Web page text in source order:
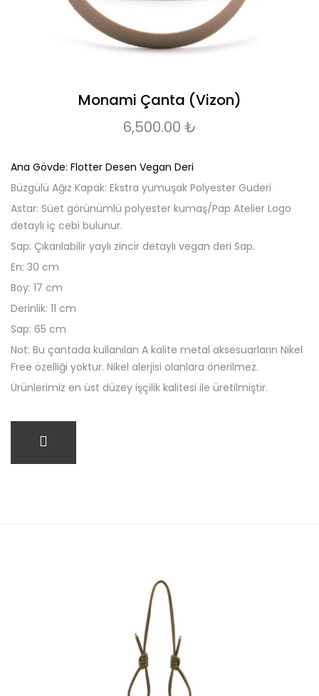
Monami Çanta (Vizon)
6,500.00 ₺
Ana Gövde: Flotter Desen Vegan Deri
Büzgülü Ağız Kapak: Ekstra yumuşak Polyester Guderi
Astar: Süet görünümlü polyester kumaş/Pap Atelier Logo
detaylı iç cebi bulunur.
Sap: Çıkarılabilir yaylı zincir detaylı vegan deri Sap.
En: 30 cm
Boy: 17 cm
Derinlik: 11 cm
Sap: 65 cm
Not: Bu çantada kullanılan A kalite metal aksesuarların Nikel
Free özelliği yoktur. Nikel alerjisi olanlara önerilmez.
Ürünlerimiz en üst düzey işçilik kalitesi ile üretilmiştir.